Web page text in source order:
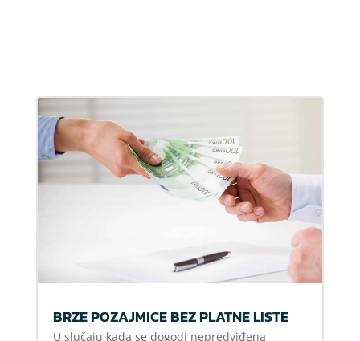
BRZE POZAJMICE BEZ PLATNE LISTE
U slučaju kada se dogodi nepredviđena